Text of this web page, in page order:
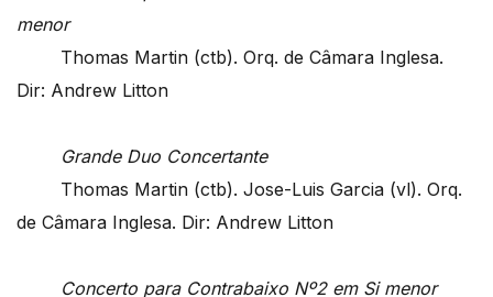
menor
Thomas Martin (ctb). Orq. de Câmara Inglesa.
Dir: Andrew Litton
Grande Duo Concertante
Thomas Martin (ctb). Jose-Luis Garcia (vl). Orq.
de Câmara Inglesa. Dir: Andrew Litton
Concerto para Contrabaixo Nº2 em Si menor